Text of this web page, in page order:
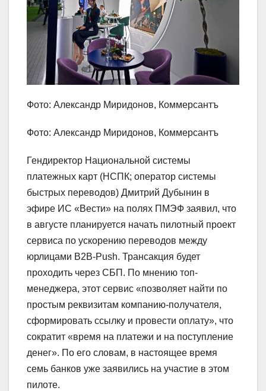
Фото: Александр Миридонов, Коммерсантъ
Фото: Александр Миридонов, Коммерсантъ
Гендиректор Национальной системы
платежных карт (НСПК; оператор системы
быстрых переводов) Дмитрий Дубынин в
эфире ИС «Вести» на полях ПМЭФ заявил, что
в августе планируется начать пилотный проект
сервиса по ускорению переводов между
юрлицами B2B-Push. Трансакция будет
проходить через СБП. По мнению топ-
менеджера, этот сервис «позволяет найти по
простым реквизитам компанию-получателя,
сформировать ссылку и провести оплату», что
сократит «время на платежи и на поступление
денег». По его словам, в настоящее время
семь банков уже заявились на участие в этом
пилоте.